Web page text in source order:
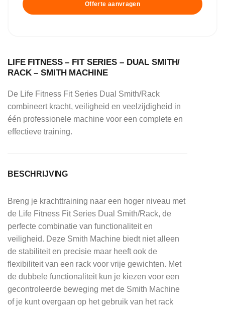
Offerte aanvragen
LIFE FITNESS – FIT SERIES – DUAL SMITH/
RACK – SMITH MACHINE
De Life Fitness Fit Series Dual Smith/Rack
combineert kracht, veiligheid en veelzijdigheid in
één professionele machine voor een complete en
effectieve training.
BESCHRIJVING
Breng je krachttraining naar een hoger niveau met
de Life Fitness Fit Series Dual Smith/Rack, de
perfecte combinatie van functionaliteit en
veiligheid. Deze Smith Machine biedt niet alleen
de stabiliteit en precisie maar heeft ook de
flexibiliteit van een rack voor vrije gewichten. Met
de dubbele functionaliteit kun je kiezen voor een
gecontroleerde beweging met de Smith Machine
of je kunt overgaan op het gebruik van het rack